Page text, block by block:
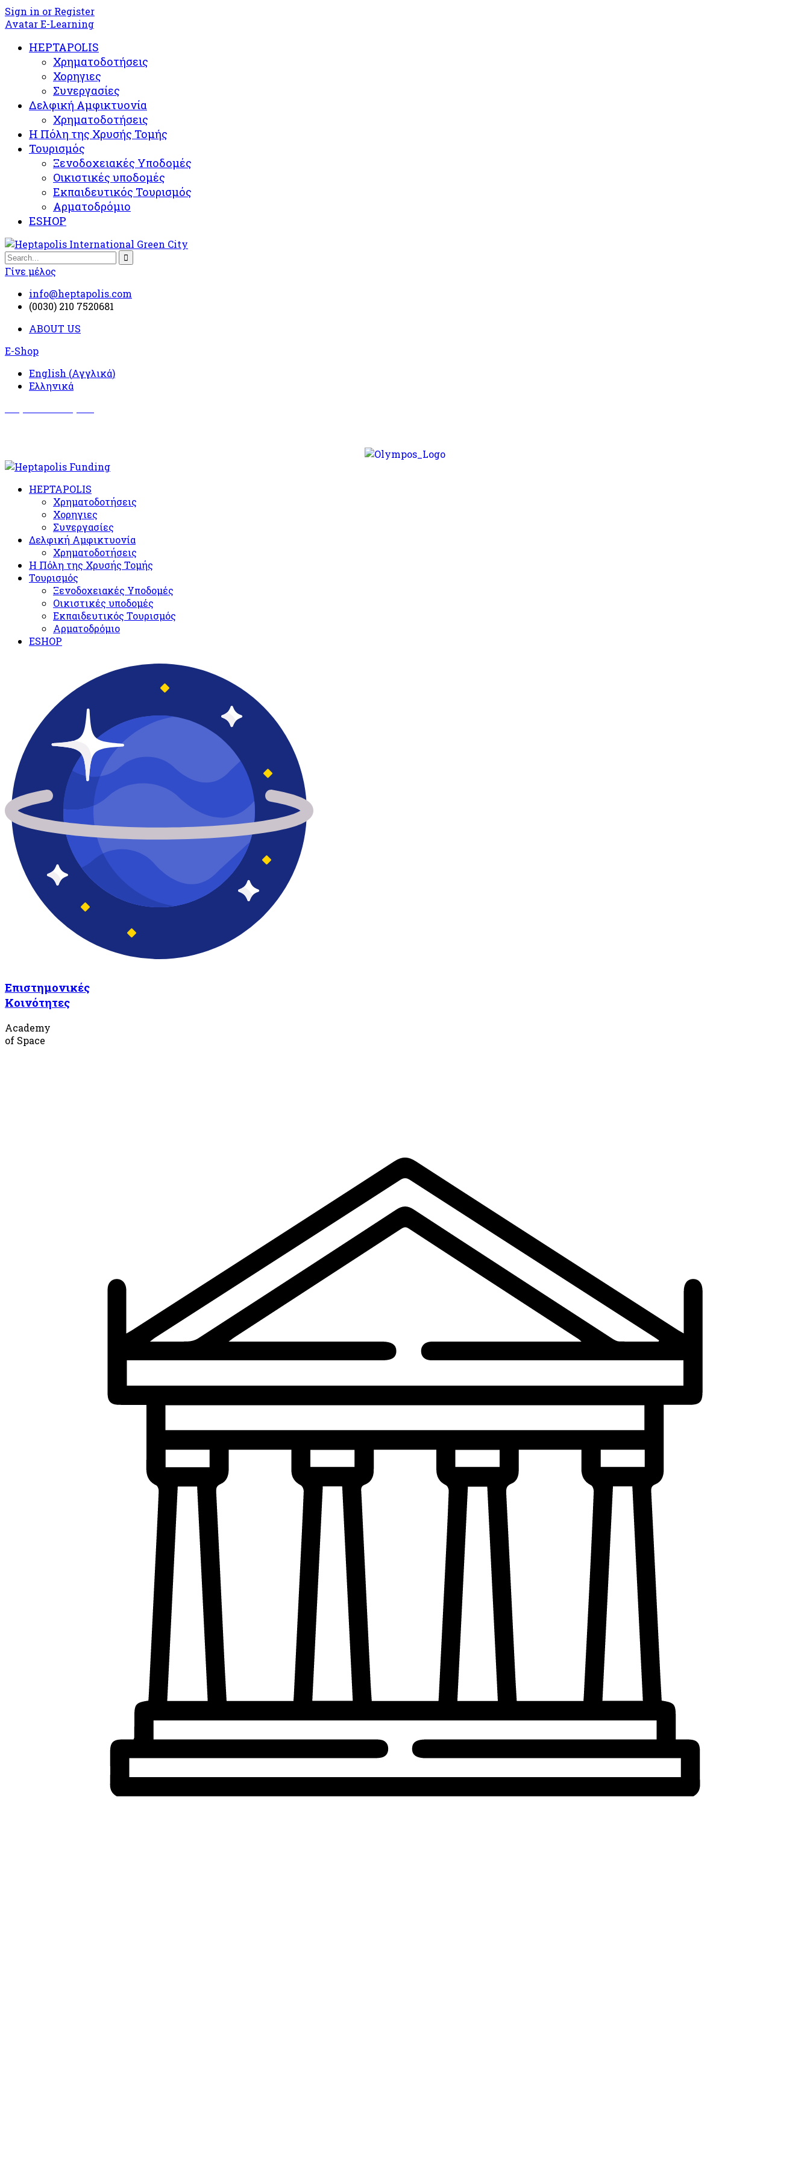
Sign in or Register
Avatar E-Learning
HEPTAPOLIS
Χρηματοδοτήσεις
Χορηγιες
Συνεργασίες
Δελφική Αμφικτυονία
Χρηματοδοτήσεις
Η Πόλη της Χρυσής Τομής
Τουρισμός
Ξενοδοχειακές Υποδομές​
Oικιστικές υποδομές
Εκπαιδευτικός Τουρισμός
Αρματοδρόμιο
ESHOP
Γίνε μέλος
info@heptapolis.com
(0030) 210 7520681
ABOUT US
E-Shop
English (Αγγλικά)
Ελληνικά
HEPTAPOLIS
Χρηματοδοτήσεις
Χορηγιες
Συνεργασίες
Δελφική Αμφικτυονία
Χρηματοδοτήσεις
Η Πόλη της Χρυσής Τομής
Τουρισμός
Ξενοδοχειακές Υποδομές​
Oικιστικές υποδομές
Εκπαιδευτικός Τουρισμός
Αρματοδρόμιο
ESHOP
Επιστημονικές
Κοινότητες
Academy
of Space